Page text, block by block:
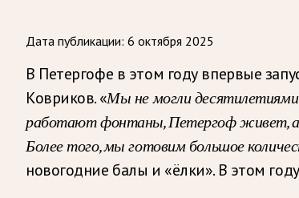
Дата публикации: 6 октября 2025
В Петергофе в этом году впервые
Ковриков. «Мы не могли
работают фонтаны, Петергоф живет, а
Более того, мы готовим большое
новогодние балы и «ёлки». В этом